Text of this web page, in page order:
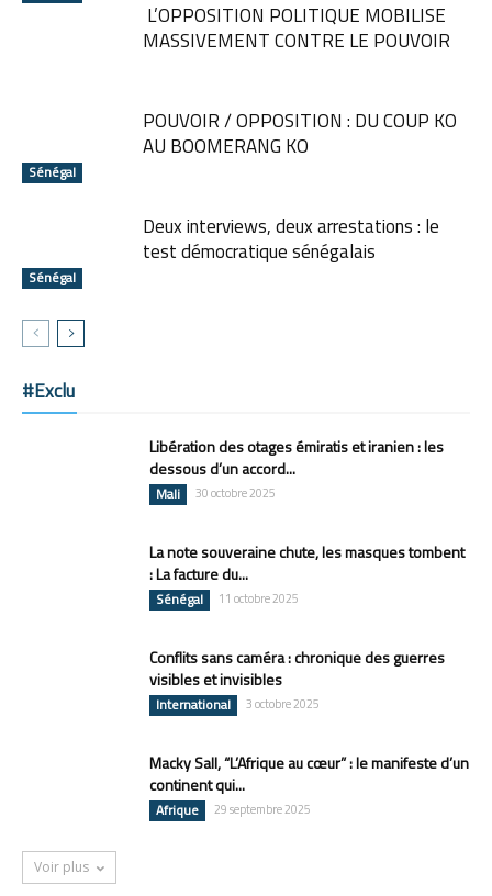
L’OPPOSITION POLITIQUE MOBILISE
MASSIVEMENT CONTRE LE POUVOIR
Sénégal
POUVOIR / OPPOSITION : DU COUP KO
AU BOOMERANG KO
Sénégal
Deux interviews, deux arrestations : le
test démocratique sénégalais
#Exclu
Libération des otages émiratis et iranien : les
dessous d’un accord...
Mali 30 octobre 2025
La note souveraine chute, les masques tombent
: La facture du...
Sénégal 11 octobre 2025
Conflits sans caméra : chronique des guerres
visibles et invisibles
International 3 octobre 2025
Macky Sall, “L’Afrique au cœur” : le manifeste d’un
continent qui...
Afrique 29 septembre 2025
Voir plus